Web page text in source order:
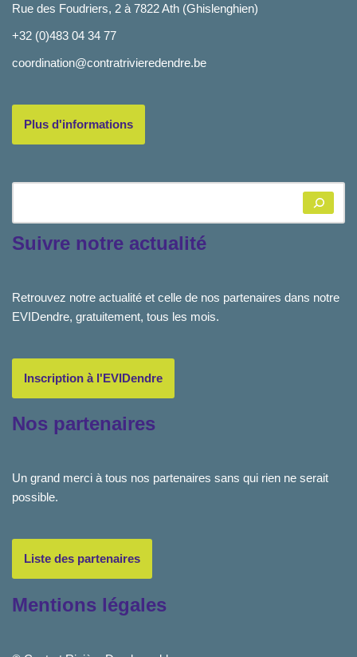
Rue des Foudriers, 2 à 7822 Ath (Ghislenghien)
+32 (0)483 04 34 77
coordination@contratrivieredendre.be
Plus d'informations
Suivre notre actualité
Retrouvez notre actualité et celle de nos partenaires dans notre
EVIDendre, gratuitement, tous les mois.
Inscription à l'EVIDendre
Nos partenaires
Un grand merci à tous nos partenaires sans qui rien ne serait
possible.
Liste des partenaires
Mentions légales